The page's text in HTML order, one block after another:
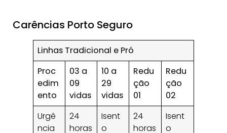
Carências Porto Seguro
Linhas Tradicional e Pró
Proc
edim
ento
03 a
09
vidas
10 a
29
vidas
Redu
ção
01
Redu
ção
02
Urgê
ncia
24
horas
Isent
o
24
horas
Isent
o